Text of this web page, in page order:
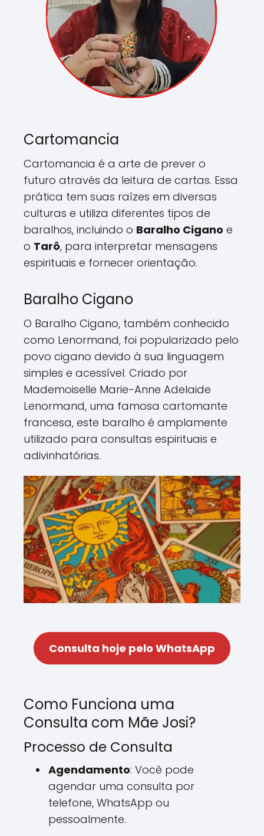
Cartomancia
Cartomancia é a arte de prever o
futuro através da leitura de cartas. Essa
prática tem suas raízes em diversas
culturas e utiliza diferentes tipos de
baralhos, incluindo o Baralho Cigano e
o Tarô, para interpretar mensagens
espirituais e fornecer orientação.
Baralho Cigano
O Baralho Cigano, também conhecido
como Lenormand, foi popularizado pelo
povo cigano devido à sua linguagem
simples e acessível. Criado por
Mademoiselle Marie-Anne Adelaide
Lenormand, uma famosa cartomante
francesa, este baralho é amplamente
utilizado para consultas espirituais e
adivinhatórias.
Consulta hoje pelo WhatsApp
Como Funciona uma
Consulta com Mãe Josi?
Processo de Consulta
Agendamento: Você pode
agendar uma consulta por
telefone, WhatsApp ou
pessoalmente.